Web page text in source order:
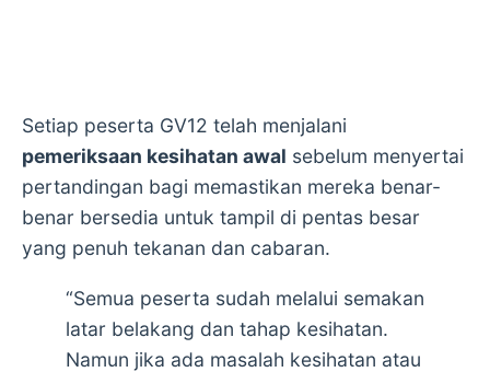
Setiap peserta GV12 telah menjalani
pemeriksaan kesihatan awal sebelum menyertai
pertandingan bagi memastikan mereka benar-
benar bersedia untuk tampil di pentas besar
yang penuh tekanan dan cabaran.
“Semua peserta sudah melalui semakan
latar belakang dan tahap kesihatan.
Namun jika ada masalah kesihatan atau